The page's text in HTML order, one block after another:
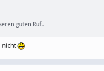
guten Ruf..
nicht